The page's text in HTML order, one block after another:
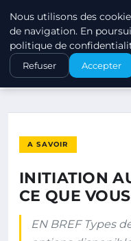
PIERCINGS
ACCUEIL
A SAVOIR
INITIATION AU PIERCING :
A SAVOIR
INITIATION
CE QUE
EN BREF Types
Nous utilisons des
de navigation. En
politique de
Refuser Accepter